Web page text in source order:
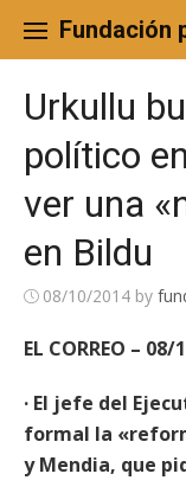
content
Fundación
Urkullu
político
ver una
en Bildu
08/10/2014 by
EL CORREO – 08/
· El jefe del
formal la
y Mendia, que